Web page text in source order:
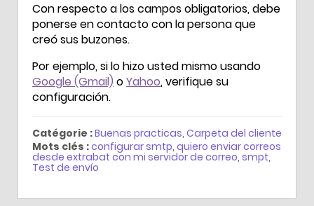
Con respecto a los campos obligatorios, debe
ponerse en contacto con la persona que
creó sus buzones.
Por ejemplo, si lo hizo usted mismo usando
Google (Gmail) oYahoo, verifique su
configuración.
Catégorie :Buenas practicas, Carpeta del cliente
Mots clés :configurar smtp, quiero enviar correos
desde extrabat con mi servidor de correo, smpt,
Test de envío